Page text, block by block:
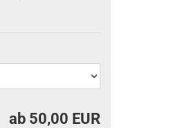
ab 50,00 EUR